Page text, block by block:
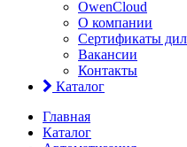
OwenCloud
О компании
Сертификаты
Вакансии
Контакты
Каталог
Главная
Каталог